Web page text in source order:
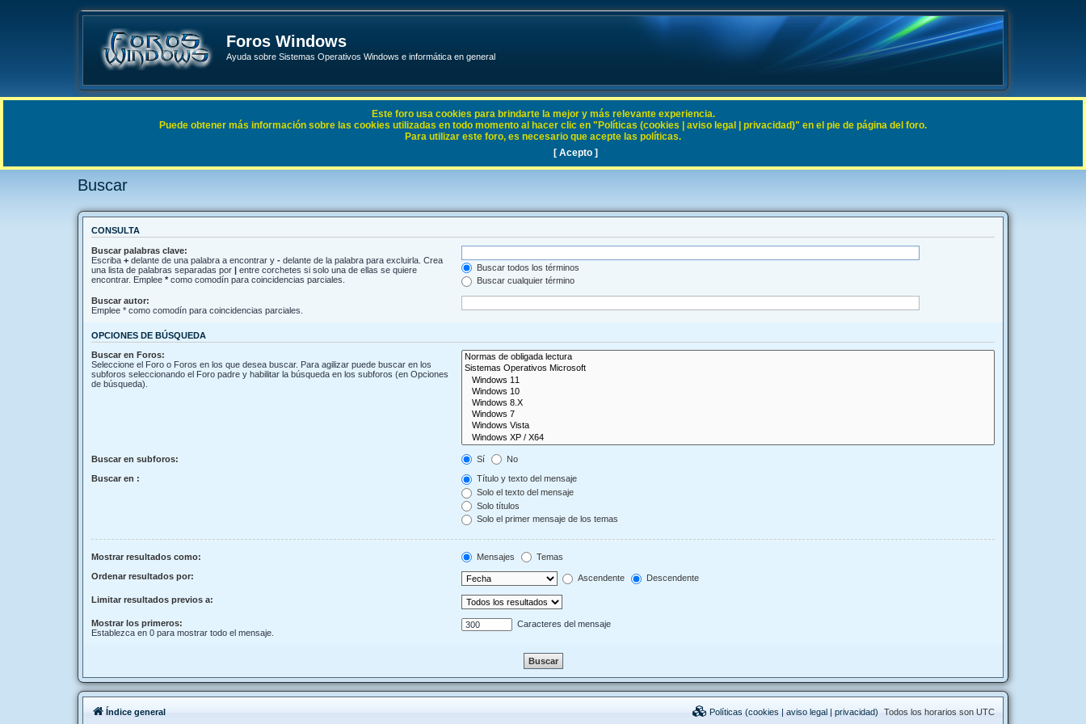
Foros Windows
Ayuda sobre Sistemas Operativos Windows e informática en general
Enlaces rápidos FAQ
Buscar
CONSULTA
Buscar palabras clave:
Escriba + delante de una palabra a encontrar y - delante de la palabra para excluirla. Crea
una lista de palabras separadas por | entre corchetes si solo una de ellas se quiere
encontrar. Emplee * como comodín para coincidencias parciales.
Buscar todos los términos
Buscar cualquier término
Buscar autor:
Emplee * como comodín para coincidencias parciales.
OPCIONES DE BÚSQUEDA
Buscar en Foros:
Seleccione el Foro o Foros en los que desea buscar. Para agilizar puede buscar en los
subforos seleccionando el Foro padre y habilitar la búsqueda en los subforos (en Opciones
de búsqueda).
Buscar en subforos: Sí No
Buscar en :
Título y texto del mensaje
Solo el texto del mensaje
Solo títulos
Solo el primer mensaje de los temas
Mostrar resultados como: Mensajes Temas
Ordenar resultados por: Ascendente Descendente
Limitar resultados previos a:
Mostrar los primeros:
Establezca en 0 para mostrar todo el mensaje.
Caracteres del mensaje
Este foro usa cookies para brindarte la mejor y más relevante experiencia.
Puede obtener más información sobre las cookies utilizadas en todo momento al hacer clic en "Políticas (cookies | aviso legal | privacidad)" en el pie de página del foro.
Para utilizar este foro, es necesario que acepte las políticas.
[ Acepto ]
Índice general Todos los horarios son UTC
Políticas (cookies | aviso legal | privacidad)